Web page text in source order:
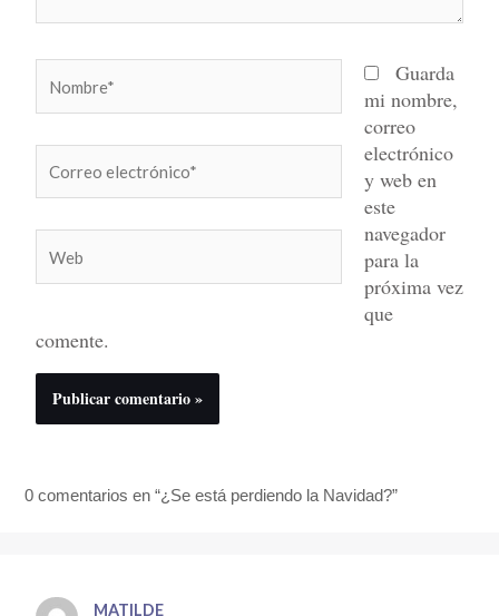
electrónico*
Guarda
mi nombre,
correo
electrónico
y web en
este
navegador
para la
próxima vez
que
comente.
0 comentarios en “¿Se está perdiendo la Navidad?”
MATILDE